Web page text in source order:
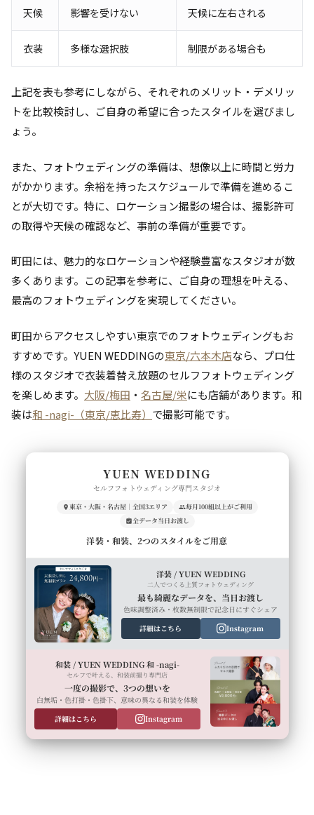
天候 影響を受けない 天候に左右される
衣装 多様な選択肢 制限がある場合も
上記を表も参考にしながら、それぞれのメリット・デメリッ
トを比較検討し、ご自身の希望に合ったスタイルを選びまし
ょう。
また、フォトウェディングの準備は、想像以上に時間と労力
がかかります。余裕を持ったスケジュールで準備を進めるこ
とが大切です。特に、ロケーション撮影の場合は、撮影許可
の取得や天候の確認など、事前の準備が重要です。
町田には、魅力的なロケーションや経験豊富なスタジオが数
多くあります。この記事を参考に、ご自身の理想を叶える、
最高のフォトウェディングを実現してください。
町田からアクセスしやすい東京でのフォトウェディングもお
すすめです。YUEN WEDDINGの東京/六本木店なら、プロ仕
様のスタジオで衣装着替え放題のセルフフォトウェディング
を楽しめます。 大阪/梅田 ・ 名古屋/栄にも店舗があります。和
装は和 -nagi-（東京/恵比寿） で撮影可能です。
YUEN WEDDING
セルフフォトウェディング専門スタジオ
東京・大阪・名古屋｜全国3エリア
毎月100組以上がご利用
全データ当日お渡し
洋装・和装、2つのスタイルをご用意
洋装 / YUEN WEDDING
二人でつくる上質フォトウェディング
最も綺麗なデータを、当日お渡し
色味調整済み・枚数無制限で記念日にすぐシェア
詳細はこちら
Instagram
和装 / YUEN WEDDING 和 -nagi-
セルフで叶える、和装前撮り専門店
一度の撮影で、3つの想いを
白無垢・色打掛・色掛下、意味の異なる和装を体験
詳細はこちら
Instagram